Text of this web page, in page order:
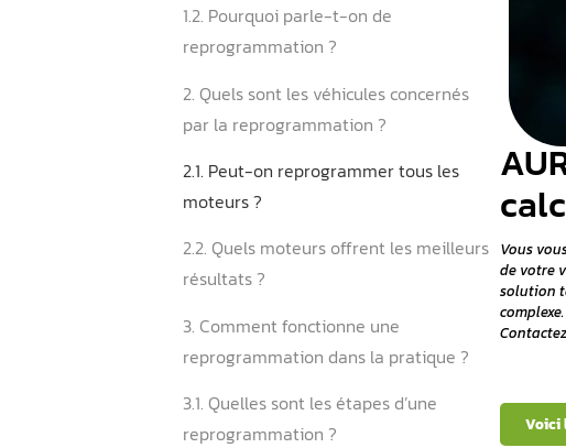
exactement ?
1.1. Quel est le rôle du calculateur
moteur ?
1.2. Pourquoi parle-t-on de
reprogrammation ?
2. Quels sont les véhicules
par la reprogrammation ?
2.1. Peut-on reprogrammer tous les
moteurs ?